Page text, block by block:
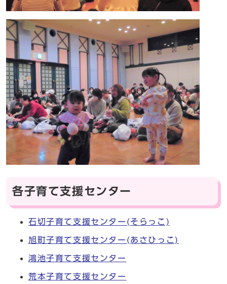
各子育て支援センター
石切子育て支援センター(そらっこ)
旭町子育て支援センター(あさひっこ)
鴻池子育て支援センター
荒本子育て支援センター